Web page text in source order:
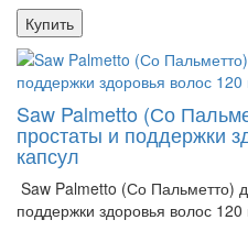
Купить
Saw Palmetto (Со
простаты и поддержки
капсул
Saw Palmetto (Со Пальметто)
поддержки здоровья волос 120